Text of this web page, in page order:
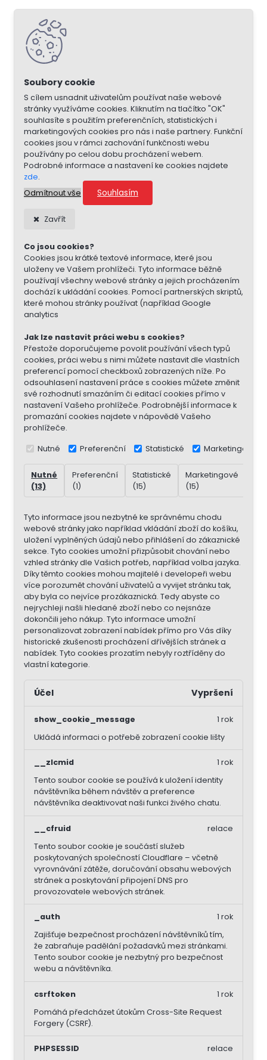
S cílem usnadnit uživatelům používat naše webové
stránky využíváme cookies. Kliknutím na tlačítko "OK"
souhlasíte s použitím preferenčních, statistických i
marketingových cookies pro nás i naše partnery. Funkční
cookies jsou v rámci zachování funkčnosti webu
používány po celou dobu procházení webem.
Podrobné informace a nastavení ke cookies najdete
zde.
Odmítnout vše
Souhlasím
Zavřít
Co jsou cookies?
Cookies jsou krátké textové informace, které jsou
uloženy ve Vašem prohlížeči. Tyto informace běžně
používají všechny webové stránky a jejich procházením
dochází k ukládání cookies. Pomocí partnerských skriptů,
které mohou stránky používat (například Google
analytics
Jak lze nastavit práci webu s cookies?
Přestože doporučujeme povolit používání všech typů
cookies, práci webu s nimi můžete nastavit dle vlastních
preferencí pomocí checkboxů zobrazených níže. Po
odsouhlasení nastavení práce s cookies můžete změnit
své rozhodnutí smazáním či editací cookies přímo v
nastavení Vašeho prohlížeče. Podrobnější informace k
promazání cookies najdete v nápovědě Vašeho
prohlížeče.
Nutné Preferenční Statistické Marketingové
Nutné
(13)
Preferenční
(1)
Statistické
(15)
Marketingové
(15)
Tyto informace jsou nezbytné ke správnému chodu
webové stránky jako například vkládání zboží do košíku,
uložení vyplněných údajů nebo přihlášení do zákaznické
sekce. Tyto cookies umožní přizpůsobit chování nebo
vzhled stránky dle Vašich potřeb, například volba jazyka.
Díky těmto cookies mohou majitelé i developeři webu
více porozumět chování uživatelů a vyvijet stránku tak,
aby byla co nejvíce prozákaznická. Tedy abyste co
nejrychleji našli hledané zboží nebo co nejsnáze
dokončili jeho nákup. Tyto informace umožní
personalizovat zobrazení nabídek přímo pro Vás díky
historické zkušenosti procházení dřívějších stránek a
nabídek. Tyto cookies prozatím nebyly roztříděny do
vlastní kategorie.
Účel Vypršení
show_cookie_message
Ukládá informaci o potřebě zobrazení cookie lišty
1 rok
__zlcmid
Tento soubor cookie se používá k uložení identity
návštěvníka během návštěv a preference
návštěvníka deaktivovat naši funkci živého chatu.
1 rok
__cfruid
Tento soubor cookie je součástí služeb
poskytovaných společností Cloudflare – včetně
vyrovnávání zátěže, doručování obsahu webových
stránek a poskytování připojení DNS pro
provozovatele webových stránek.
relace
_auth
Zajišťuje bezpečnost procházení návštěvníků tím,
že zabraňuje padělání požadavků mezi stránkami.
Tento soubor cookie je nezbytný pro bezpečnost
webu a návštěvníka.
1 rok
csrftoken
Pomáhá předcházet útokům Cross-Site Request
Forgery (CSRF).
1 rok
PHPSESSID
relace